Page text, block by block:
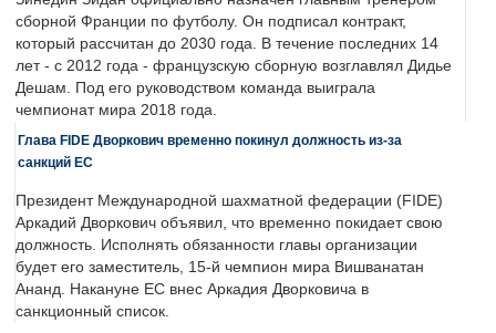
сборной Франции по футболу. Он подписал контракт,
который рассчитан до 2030 года. В течение последних 14
лет - с 2012 года - французскую сборную возглавлял Дидье
Дешам. Под его руководством команда выиграла
чемпионат мира 2018 года.
Глава FIDE Дворкович временно покинул должность из-за
санкций ЕС
Президент Международной шахматной федерации (FIDE)
Аркадий Дворкович объявил, что временно покидает свою
должность. Исполнять обязанности главы организации
будет его заместитель, 15-й чемпион мира Вишванатан
Ананд. Накануне ЕС внес Аркадия Дворковича в
санкционный список.